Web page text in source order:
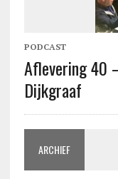
PODCAST
Aflevering 40
Dijkgraaf
ARCHIEF